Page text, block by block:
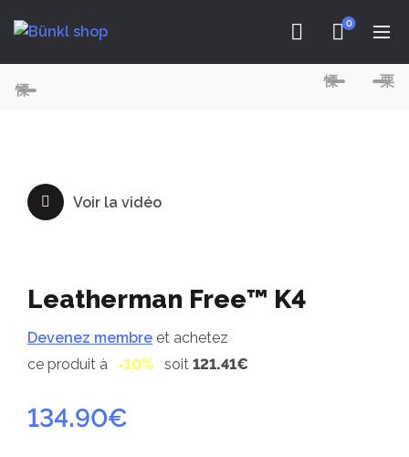
0
Voir la vidéo
Leatherman Free™ K4
Devenez membre et achetez
ce produit à
-10% soit 121.41€
134.90€